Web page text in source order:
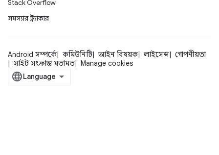
Stack Overflow
সমস্যার ট্র্যাকার
Android সম্পর্কে কমিউনিটি আইন বিষয়ক লাইসেন্স
গোপনীয়তা
সাইট সংক্রান্ত মতামত
Manage cookies